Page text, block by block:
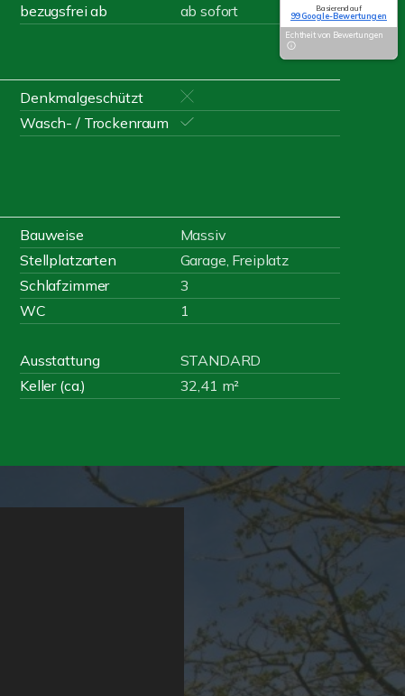
bezugsfrei ab ab sofort
Denkmalgeschützt
Wasch- / Trockenraum
Bauweise
Massiv
Stellplatzarten
Garage, Freiplatz
Schlafzimmer
3
WC 1
Ausstattung
STANDARD
Keller (ca.)
32,41 m²
Basierend auf
99 Google-Bewertungen
Echtheit von Bewertungen